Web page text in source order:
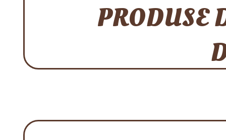
PRODUSE